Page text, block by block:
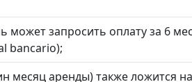
может запросить оплату за 6
bancario);
месяц аренды) также ложится